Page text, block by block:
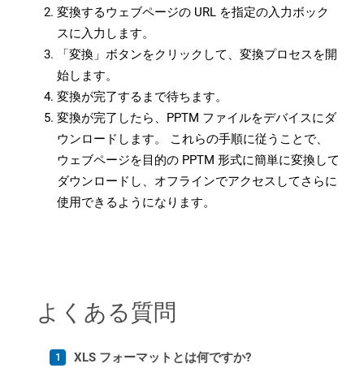
変換するウェブページの URL を指定の入力ボック
スに入力します。
「変換」ボタンをクリックして、変換プロセスを開
始します。
変換が完了するまで待ちます。
変換が完了したら、PPTM ファイルをデバイスにダ
ウンロードします。 これらの手順に従うことで、
ウェブページを目的の PPTM 形式に簡単に変換して
ダウンロードし、オフラインでアクセスしてさらに
使用できるようになります。
よくある質問
XLS フォーマットとは何ですか?